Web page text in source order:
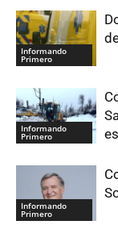
Informando
Primero
Informando
Primero
Informando
Primero